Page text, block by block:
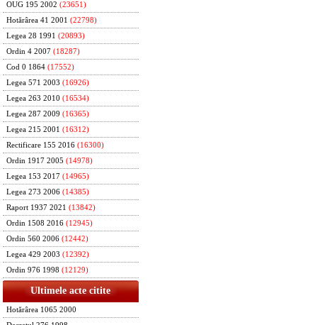
OUG 195 2002 (23651)
Hotărârea 41 2001 (22798)
Legea 28 1991 (20893)
Ordin 4 2007 (18287)
Cod 0 1864 (17552)
Legea 571 2003 (16926)
Legea 263 2010 (16534)
Legea 287 2009 (16365)
Legea 215 2001 (16312)
Rectificare 155 2016 (16300)
Ordin 1917 2005 (14978)
Legea 153 2017 (14965)
Legea 273 2006 (14385)
Raport 1937 2021 (13842)
Ordin 1508 2016 (12945)
Ordin 560 2006 (12442)
Legea 429 2003 (12392)
Ordin 976 1998 (12129)
Ultimele acte citite
Hotărârea 1065 2000